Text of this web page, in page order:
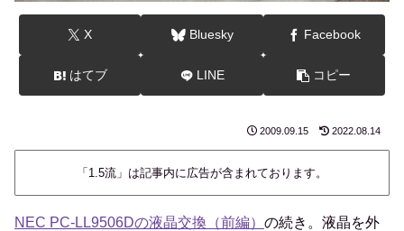
X Bluesky Facebook
はてブ LINE コピー
2009.09.15 2022.08.14
「1.5流」は記事内に広告が含まれております。
NEC PC-LL9506Dの液晶交換（前編） の続き。液晶を外